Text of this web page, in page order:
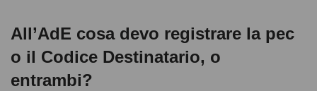
All’AdE cosa devo registrare la pec
o il Codice Destinatario, o
entrambi?